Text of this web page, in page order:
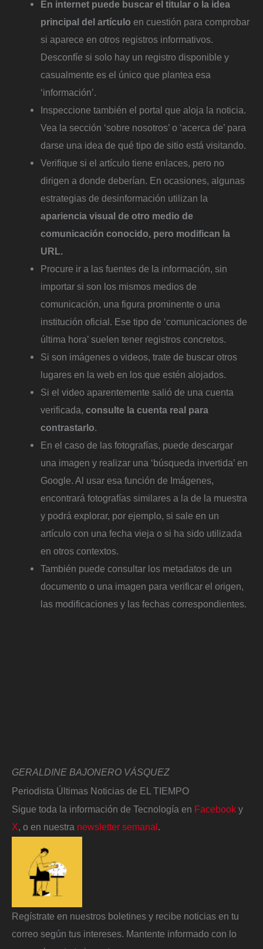
En internet puede buscar el titular o la idea
principal del artículoen cuestión para comprobar
si aparece en otros registros informativos.
Desconfíe si solo hay un registro disponible y
casualmente es el único que plantea esa
‘información’.
Inspeccione también el portal que aloja la noticia.
Vea la sección ‘sobre nosotros’ o ‘acerca de’ para
darse una idea de qué tipo de sitio está visitando.
Verifique si el artículo tiene enlaces, pero no
dirigen a donde deberían. En ocasiones, algunas
estrategias de desinformación utilizan la
apariencia visual de otro medio de
comunicación conocido, pero modifican la
URL.
Procure ir a las fuentes de la información, sin
importar si son los mismos medios de
comunicación, una figura prominente o una
institución oficial. Ese tipo de ‘comunicaciones de
última hora’ suelen tener registros concretos.
Si son imágenes o videos, trate de buscar otros
lugares en la web en los que estén alojados.
Si el video aparentemente salió de una cuenta
verificada,consulte la cuenta real para
contrastarlo.
En el caso de las fotografías, puede descargar
una imagen y realizar una ‘búsqueda invertida’ en
Google. Al usar esa función de Imágenes,
encontrará fotografías similares a la de la muestra
y podrá explorar, por ejemplo, si sale en un
artículo con una fecha vieja o si ha sido utilizada
en otros contextos.
También puede consultar los metadatos de un
documento o una imagen para verificar el origen,
las modificaciones y las fechas correspondientes.
GERALDINE BAJONERO VÁSQUEZ
Periodista Últimas Noticias de EL TIEMPO
Sigue toda la información de Tecnología en Facebook y
X, o en nuestra newsletter semanal.
Regístrate en nuestros boletines y recibe noticias en tu
correo según tus intereses. Mantente informado con lo